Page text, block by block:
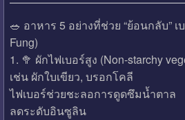
🥗 อาหาร 5 อย่างที่ช่วย “ย้อนกลับ”
Fung)
1. 🥦 ผักไฟเบอร์สูง (Non-starchy
เช่น ผักใบเขียว, บรอกโคลี
ไฟเบอร์ช่วยชะลอการดูดซึมน้ำตาล
ลดระดับอินซูลิน